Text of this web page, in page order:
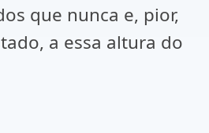
que nunca e, pior,
a essa altura do